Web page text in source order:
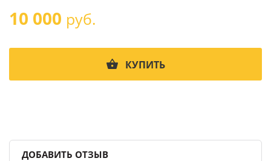
10 000 руб.
КУПИТЬ
ДОБАВИТЬ ОТЗЫВ